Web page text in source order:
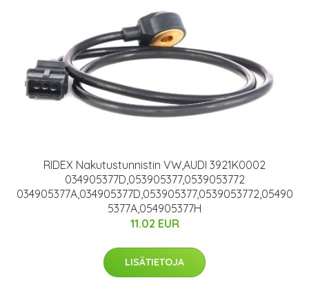
RIDEX Nakutustunnistin VW,AUDI 3921K0002
034905377D,053905377,0539053772
034905377A,034905377D,053905377,0539053772,05490
5377A,054905377H
11.02 EUR
LISÄTIETOJA